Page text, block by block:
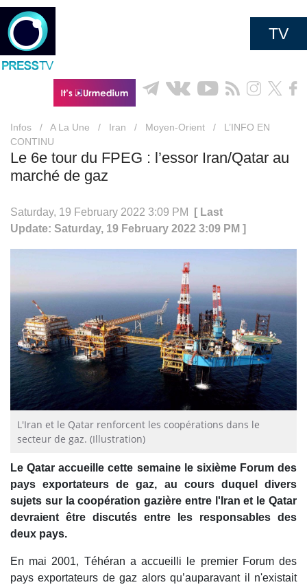
TV
Infos / A La Une / Iran / Moyen-Orient /
L’INFO EN
CONTINU
Le 6e tour du FPEG : l’essor Iran/Qatar au
marché de gaz
Saturday, 19 February 2022 3:09 PM
[ Last
Update: Saturday, 19 February 2022 3:09 PM ]
L'Iran et le Qatar renforcent les coopérations dans le
secteur de gaz. (Illustration)
Le Qatar accueille cette semaine le sixième Forum des
pays exportateurs de gaz, au cours duquel divers
sujets sur la coopération gazière entre l'Iran et le Qatar
devraient être discutés entre les responsables des
deux pays.
En mai 2001, Téhéran a accueilli le premier Forum des
pays exportateurs de gaz alors qu’auparavant il n'existait